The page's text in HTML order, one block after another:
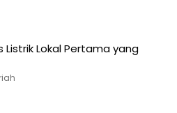
Listrik Lokal Pertama yang